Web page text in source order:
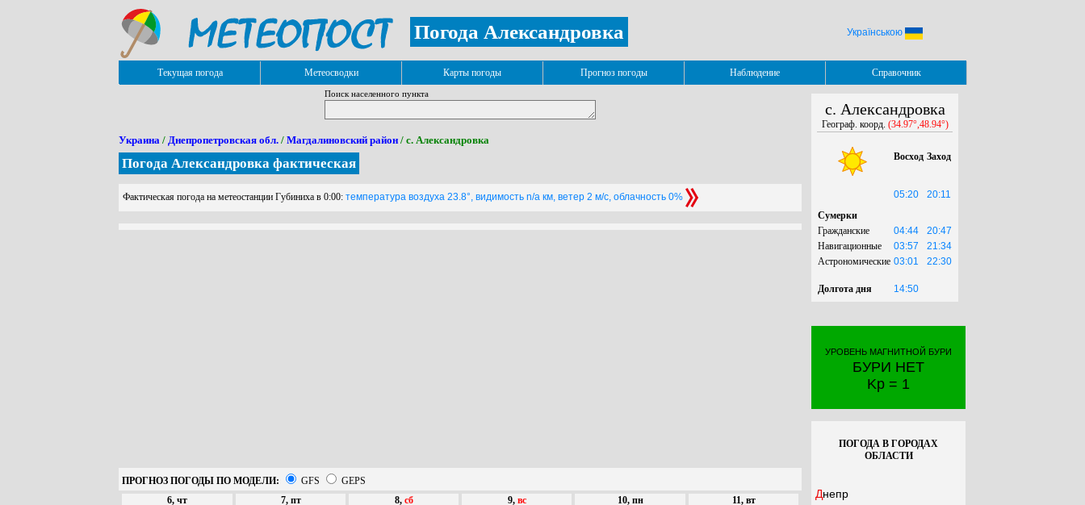
Погода Александровка Українською
Текущая погода Метеосводки Карты погоды Прогноз погоды Наблюдение Справочник
Поиск населенного пункта
Украина / Днепропетровская обл. / Магдалиновский район / с. Александровка
Погода Александровка фактическая
Фактическая погода на метеостанции Губиниха в 0:00: температура воздуха 23.8°, видимость n/a км, ветер 2 м/с, облачность 0%
ПРОГНОЗ ПОГОДЫ ПО МОДЕЛИ: GFS
GEPS
6, чт
7, пт 8, сб 9, вс 10, пн 11, вт
с. Александровка
Географ. коорд. (34.97°,48.94°)
Восход Заход
05:20
20:11
Сумерки
Гражданские
04:44
20:47
Навигационные
03:57
21:34
Астрономические 03:01 22:30
Долгота дня 14:50
УРОВЕНЬ МАГНИТНОЙ БУРИ
БУРИ НЕТ
Kp = 1
ПОГОДА В ГОРОДАХ
ОБЛАСТИ
Днепр